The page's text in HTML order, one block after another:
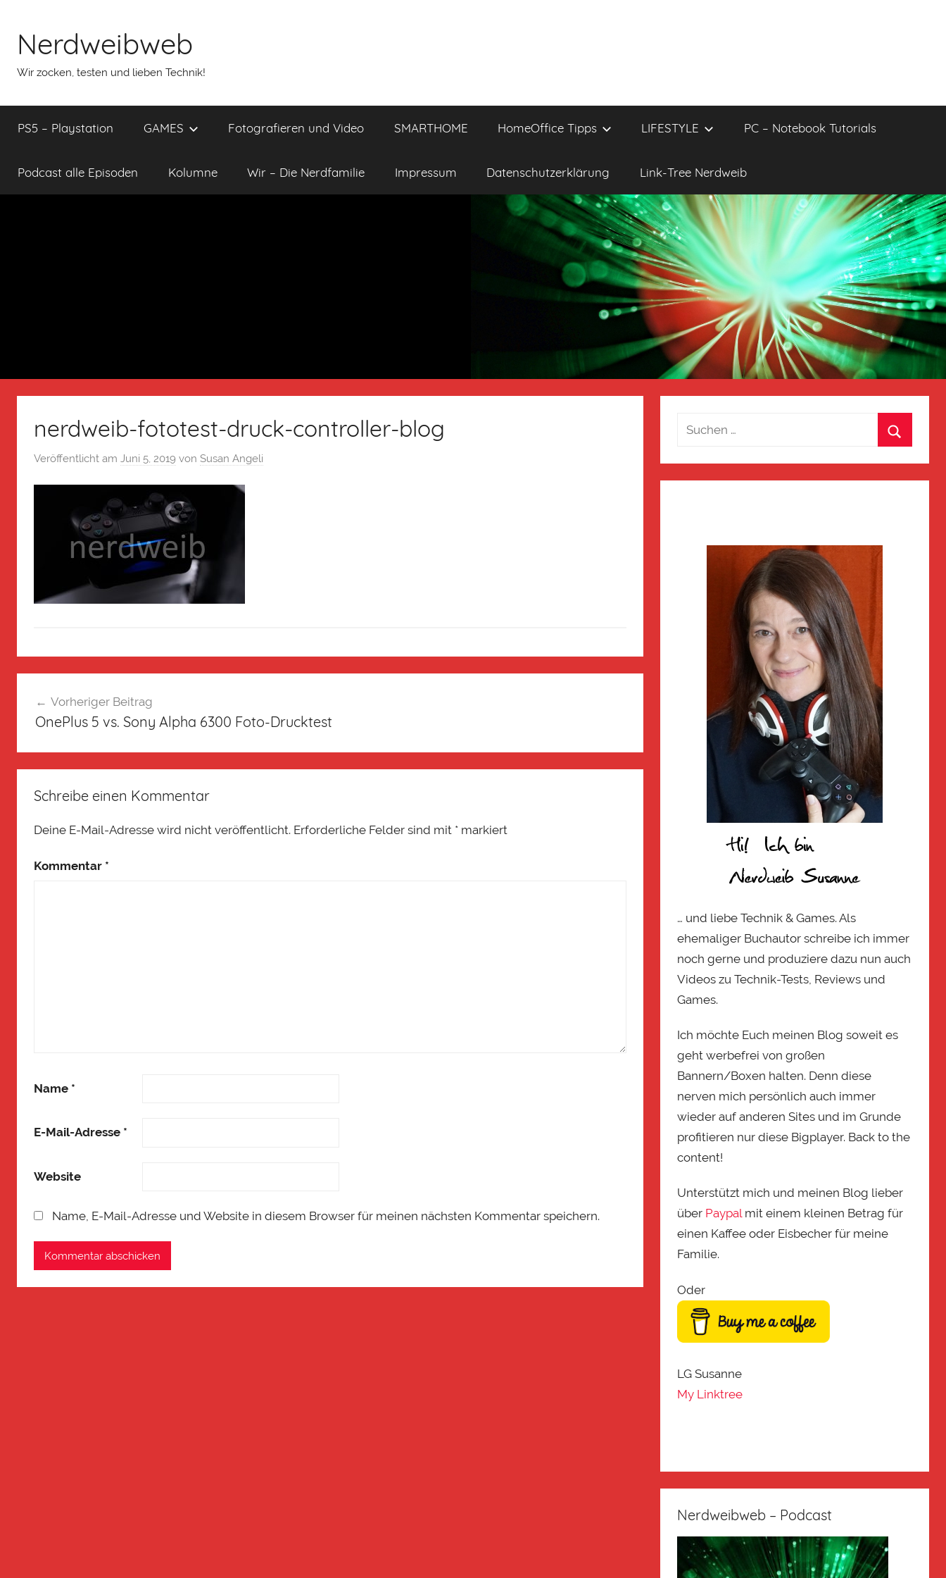
Nerdweibweb
Wir zocken, testen und lieben Technik!
PS5 – Playstation GAMES Fotografieren und Video SMARTHOME HomeOffice Tipps LIFESTYLE PC – Notebook Tutorials
Podcast alle Episoden Kolumne Wir – Die Nerdfamilie Impressum Datenschutzerklärung Link-Tree Nerdweib
nerdweib-fototest-druck-controller-blog
Veröffentlicht am Juni 5, 2019 von Susan Angeli
Vorheriger Beitrag
OnePlus 5 vs. Sony Alpha 6300 Foto-Drucktest
Schreibe einen Kommentar
Deine E-Mail-Adresse wird nicht veröffentlicht. Erforderliche Felder sind mit * markiert
Kommentar *
Name *
E-Mail-Adresse *
Website
Name, E-Mail-Adresse und Website in diesem Browser für meinen nächsten Kommentar speichern.
… und liebe Technik & Games. Als
ehemaliger Buchautor schreibe ich immer
noch gerne und produziere dazu nun auch
Videos zu Technik-Tests, Reviews und
Games.
Ich möchte Euch meinen Blog soweit es
geht werbefrei von großen
Bannern/Boxen halten. Denn diese
nerven mich persönlich auch immer
wieder auf anderen Sites und im Grunde
profitieren nur diese Bigplayer. Back to the
content!
Unterstützt mich und meinen Blog lieber
über Paypalmit einem kleinen Betrag für
einen Kaffee oder Eisbecher für meine
Familie.
Oder
LG Susanne
My Linktree
Nerdweibweb – Podcast